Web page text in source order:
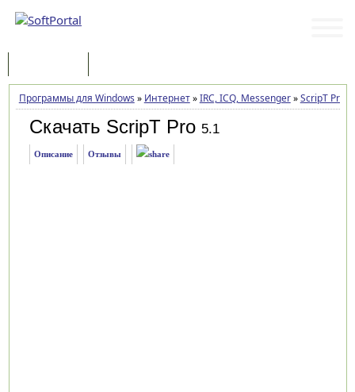
Программы для Windows » Интернет»IRC, ICQ, Messenger»ScripT Pro
Скачать ScripT Pro 5.1
Описание Отзывы